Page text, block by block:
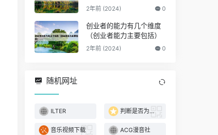
找投资公司）
2年前 (2024) 0
创业者的能力有几个维度
（创业者能力主要包括）
2年前 (2024) 0
随机网址
ILTER 判断是否为工作日
音乐视频下载 ACG漫音社